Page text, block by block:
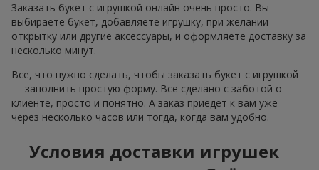
Заказать букет с игрушкой онлайн очень просто. Вы
выбираете букет, добавляете игрушку, при желании —
открытку или другие аксессуары, и оформляете доставку за
несколько минут.
Все, что нужно сделать, чтобы заказать букет с игрушкой
— заполнить простую форму. Все сделано с заботой о
клиенте, просто и понятно. А заказ приедет к вам уже
через несколько часов или тогда, когда вам удобно.
Условия доставки игрушек